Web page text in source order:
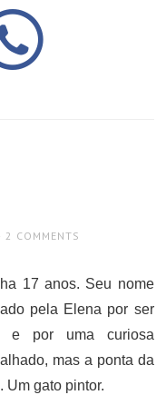
2 COMMENTS
17 anos. Seu nome
pela Elena por ser
e por uma curiosa
mas a ponta da
Um gato pintor.